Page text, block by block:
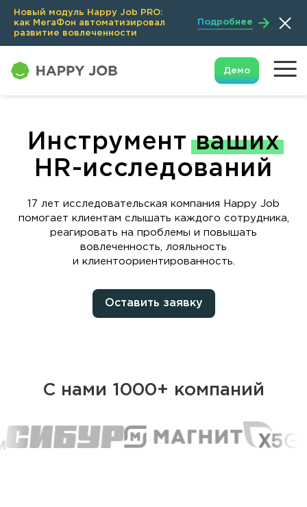
Новый модуль Happy Job PRO:
как МегаФон автоматизировал
развитие вовлеченности
Подробнее
Демо
Инструментваших
HR-исследований
17 лет исследовательская компания Happy Job
помогает клиентам слышать каждого сотрудника,
реагировать на проблемы и повышать
вовлеченность, лояльность
и клиентоориентированность.
Оставить заявку
С нами 1000+ компаний